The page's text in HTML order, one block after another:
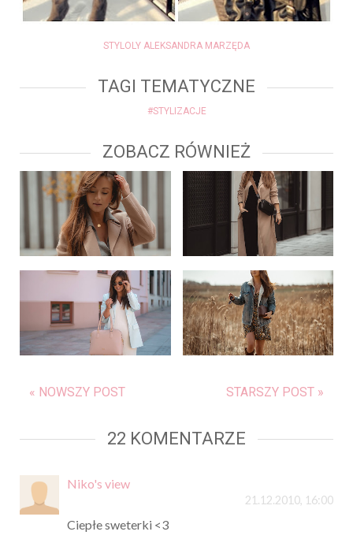
STYLOLY ALEKSANDRA MARZĘDA
TAGI TEMATYCZNE
#STYLIZACJE
ZOBACZ RÓWNIEŻ
« NOWSZY POST STARSZY POST »
22 KOMENTARZE
Niko's view
21.12.2010, 16:00
Ciepłe sweterki <3